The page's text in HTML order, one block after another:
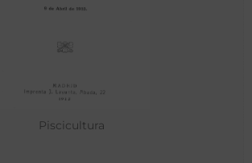
Piscicultura